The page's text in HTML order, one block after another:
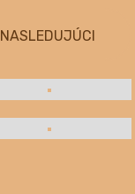
NASLEDUJÚCI